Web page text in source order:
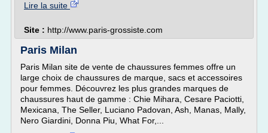
Lire la suite
Site : http://www.paris-grossiste.com
Paris Milan
Paris Milan site de vente de chaussures femmes offre un
large choix de chaussures de marque, sacs et accessoires
pour femmes. Découvrez les plus grandes marques de
chaussures haut de gamme : Chie Mihara, Cesare Paciotti,
Mexicana, The Seller, Luciano Padovan, Ash, Manas, Mally,
Nero Giardini, Donna Piu, What For,...